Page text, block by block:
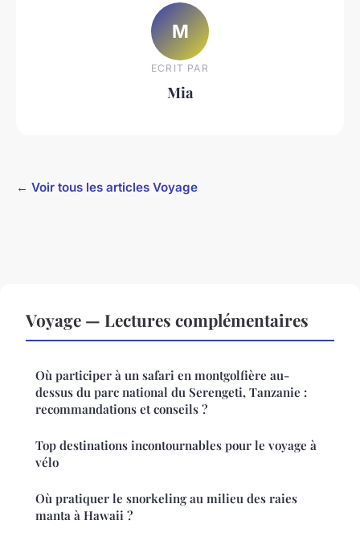
M
ECRIT PAR
Mia
← Voir tous les articles Voyage
Voyage — Lectures complémentaires
Où participer à un safari en montgolfière au-
dessus du parc national du Serengeti, Tanzanie :
recommandations et conseils ?
Top destinations incontournables pour le voyage à
vélo
Où pratiquer le snorkeling au milieu des raies
manta à Hawaii ?